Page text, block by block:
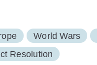
World Wars
Resolution